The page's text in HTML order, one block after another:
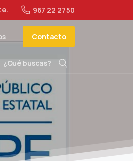
967 22 27 50
Contacto
¿Qué buscas?
Buscar